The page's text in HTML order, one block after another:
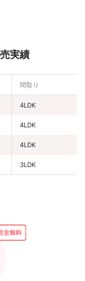
実績
間取り
4LDK
4LDK
4LDK
3LDK